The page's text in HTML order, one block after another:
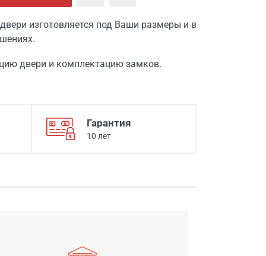
изготовляется под Ваши размеры и в
двери и комплектацию замков.
Гарантия
10 лет